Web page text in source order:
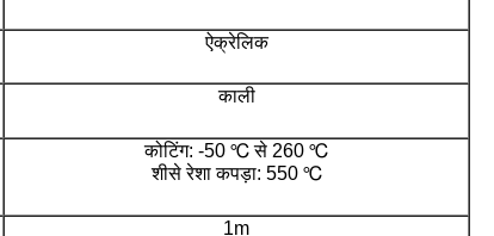
ऐक्रेलिक
काली
कोटिंग: -50 ℃ से 260 ℃
शीसे रेशा कपड़ा: 550 ℃
1m